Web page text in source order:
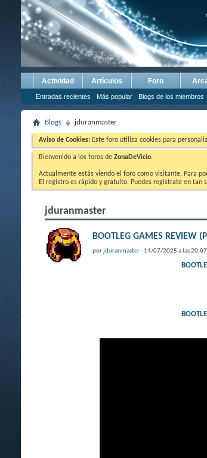
Actividad Artículos Foro
Entradas recientes Más popular Blogs de los miembros
Blogs jduranmaster
Aviso de Cookies: Este foro utiliza cookies para
Bienvenido a los foros de ZonaDeVicio.
Actualmente estás viendo el foro como visitante. Para
El registro es rápido y gratuíto. Puedes registrate en tan
jduranmaster
BOOTLEG GAMES REVIEW
porjduranmaster- 14/07/2025 a las 20:07